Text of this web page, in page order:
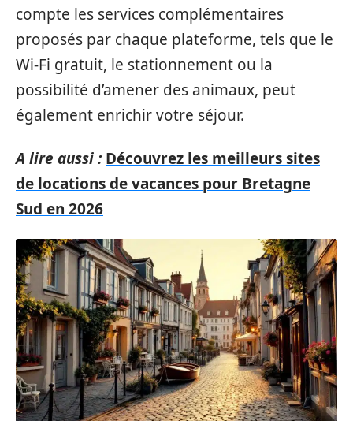
compte les services complémentaires
proposés par chaque plateforme, tels que le
Wi-Fi gratuit, le stationnement ou la
possibilité d’amener des animaux, peut
également enrichir votre séjour.
A lire aussi : Découvrez les meilleurs sites
de locations de vacances pour Bretagne
Sud en 2026